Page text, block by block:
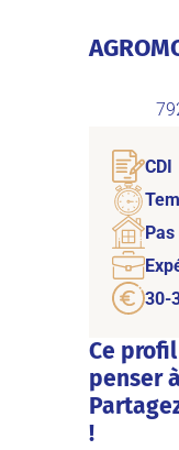
CDI
30-
Ce
penser
!